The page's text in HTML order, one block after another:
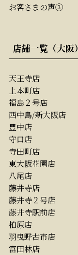
お客さまの声③
店舗一覧（大阪）
天王寺店
上本町店
福島２号店
西中島/新大阪店
豊中店
守口店
寺田町店
東大阪花園店
八尾店
藤井寺店
藤井寺２号店
藤井寺駅前店
柏原店
羽曳野古市店
富田林店